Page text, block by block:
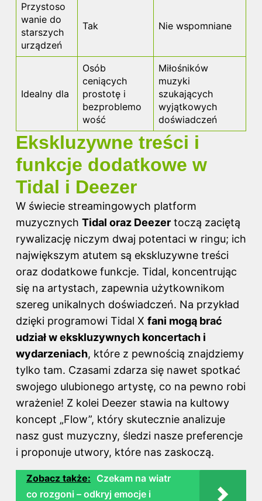
Przystoso
wanie do
starszych
urządzeń
Tak Nie wspomniane
Idealny dla
Osób
ceniących
prostotę i
bezproblemo
wość
Miłośników
muzyki
szukających
wyjątkowych
doświadczeń
Ekskluzywne treści i
funkcje dodatkowe w
Tidal i Deezer
W świecie streamingowych platform
muzycznych Tidal oraz Deezer toczą zaciętą
rywalizację niczym dwaj potentaci w ringu; ich
największym atutem są ekskluzywne treści
oraz dodatkowe funkcje. Tidal, koncentrując
się na artystach, zapewnia użytkownikom
szereg unikalnych doświadczeń. Na przykład
dzięki programowi Tidal X fani mogą brać
udział w ekskluzywnych koncertach i
wydarzeniach, które z pewnością znajdziemy
tylko tam. Czasami zdarza się nawet spotkać
swojego ulubionego artystę, co na pewno robi
wrażenie! Z kolei Deezer stawia na kultowy
koncept „Flow”, który skutecznie analizuje
nasz gust muzyczny, śledzi nasze preferencje
i proponuje utwory, które nas zaskoczą.
Zobacz także: Czekam na wiatr
co rozgoni – odkryj emocje i